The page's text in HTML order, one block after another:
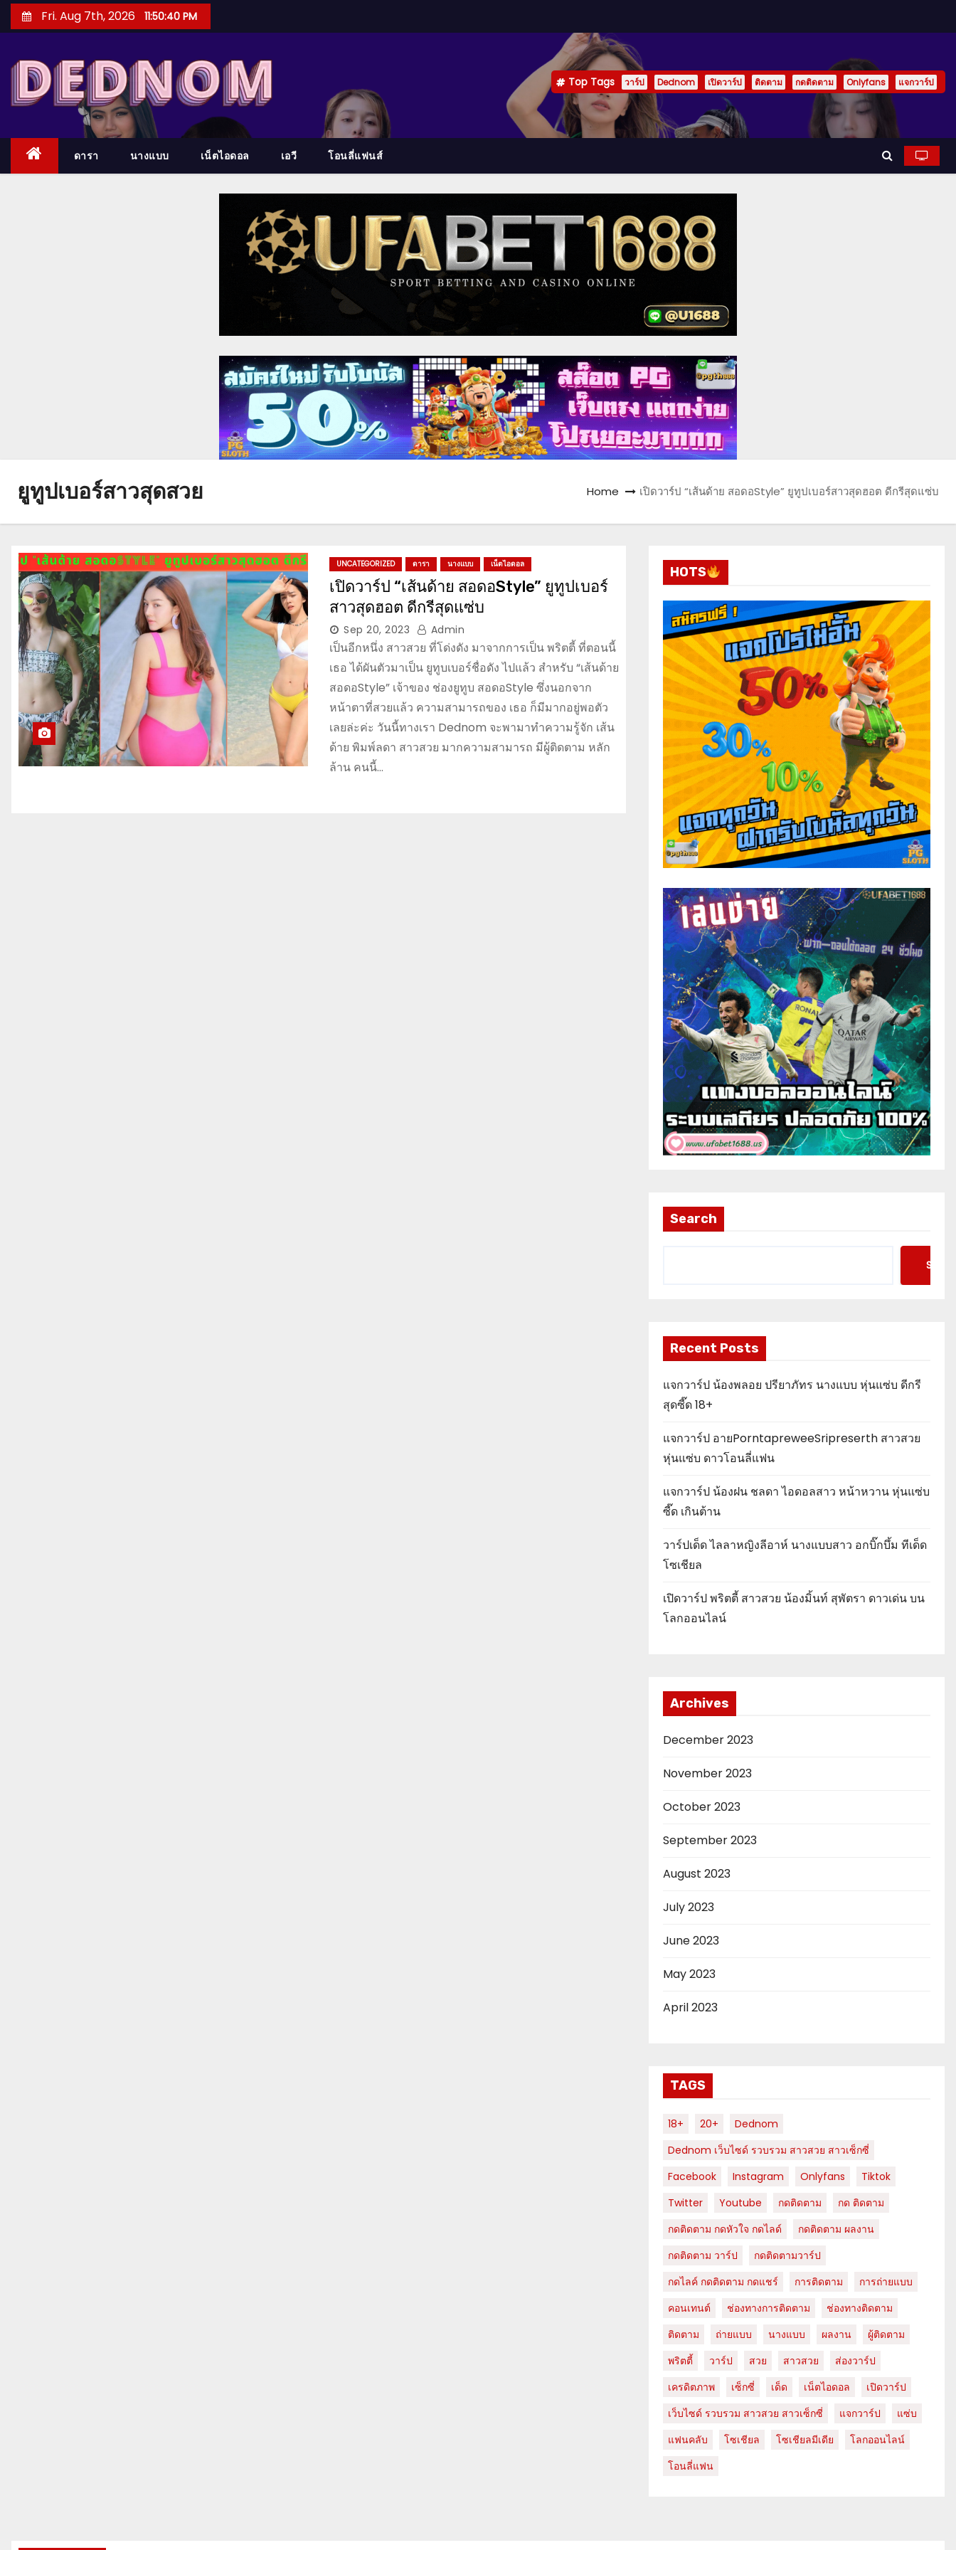
k
Fri. Aug 7th, 2026 11:50:41 PM
Top Tags วาร์ป Dednom เปิดวาร์ป ติดตาม กดติดตาม Onlyfans แจกวาร์ป
ดารา นางแบบ เน็ตไอดอล เอวี โอนลี่แฟนส์
ยูทูปเบอร์สาวสุดสวย Home เปิดวาร์ป “เส้นด้าย สอดอStyle” ยูทูปเบอร์สาวสุดฮอต ดีกรีสุดแซ่บ
UNCATEGORIZED ดารา นางแบบ เน็ตไอดอล
เปิดวาร์ป “เส้นด้าย สอดอStyle” ยูทูปเบอร์
สาวสุดฮอต ดีกรีสุดแซ่บ
Sep 20, 2023 Admin
เป็นอีกหนึ่ง สาวสวย ที่โด่งดัง มาจากการเป็น พริตตี้ ที่ตอนนี้
เธอ ได้ผันตัวมาเป็น ยูทูบเบอร์ชื่อดัง ไปแล้ว สำหรับ “เส้นด้าย
สอดอStyle” เจ้าของ ช่องยูทูบ สอดอStyle ซึ่งนอกจาก
หน้าตาที่สวยแล้ว ความสามารถของ เธอ ก็มีมากอยู่พอตัว
เลยล่ะค่ะ วันนี้ทางเรา Dednom จะพามาทำความรู้จัก เส้น
ด้าย พิมพ์ลดา สาวสวย มากความสามารถ มีผู้ติดตาม หลัก
ล้าน คนนี้…
HOTS
Search
Recent Posts
แจกวาร์ป น้องพลอย ปรียาภัทร นางแบบ หุ่นแซ่บ ดีกรี
สุดซี๊ด 18+
แจกวาร์ป อายPorntapreweeSripreserth สาวสวย
หุ่นแซ่บ ดาวโอนลี่แฟน
แจกวาร์ป น้องฝน ชลดา ไอดอลสาว หน้าหวาน หุ่นแซ่บ
ซี๊ด เกินต้าน
วาร์ปเด็ด ไลลาหญิงลีอาห์ นางแบบสาว อกบิ๊กบึ้ม ทีเด็ด
โซเชียล
เปิดวาร์ป พริตตี้ สาวสวย น้องมิ้นท์ สุพัตรา ดาวเด่น บน
โลกออนไลน์
Archives
December 2023
November 2023
October 2023
September 2023
August 2023
July 2023
June 2023
May 2023
April 2023
TAGS
18+ 20+
Dednom
Dednom เว็บไซด์ รวบรวม สาวสวย สาวเซ็กซี่
Facebook
Instagram Onlyfans
Tiktok
Twitter
Youtube กดติดตาม
กด ติดตาม
กดติดตาม กดหัวใจ กดไลด์
กดติดตาม ผลงาน
กดติดตาม วาร์ป
กดติดตามวาร์ป
กดไลค์ กดติดตาม กดแชร์
การติดตาม
การถ่ายแบบ
คอนเทนต์
ช่องทางการติดตาม
ช่องทางติดตาม
ติดตาม
ถ่ายแบบ นางแบบ ผลงาน
ผู้ติดตาม
พริตตี้
วาร์ป สวย สาวสวย
ส่องวาร์ป
เครดิตภาพ
เซ็กซี่ เด็ด เน็ตไอดอล
เปิดวาร์ป
เว็บไซด์ รวบรวม สาวสวย สาวเซ็กซี่
แจกวาร์ป
แซ่บ
แฟนคลับ
โซเชียล โซเชียลมีเดีย
โลกออนไลน์
โอนลี่แฟน